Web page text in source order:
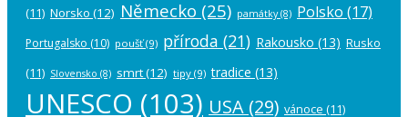
(11) Norsko (12) Německo (25) památky(8) Polsko (17)
Portugalsko (10) poušť(9) příroda (21) Rakousko (13) Rusko
(11) Slovensko (8) smrt(12) tipy (9) tradice (13)
UNESCO (103) USA (29) vánoce (11)